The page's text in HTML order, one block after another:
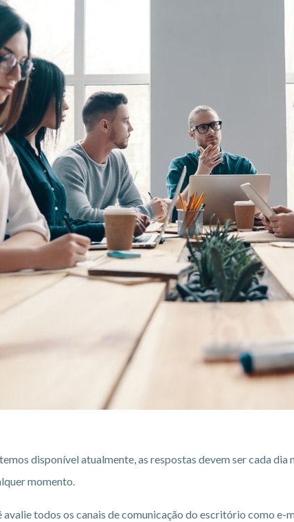
disponível atualmente, as respostas devem ser cada
momento.
avalie todos os canais de comunicação do escritório como